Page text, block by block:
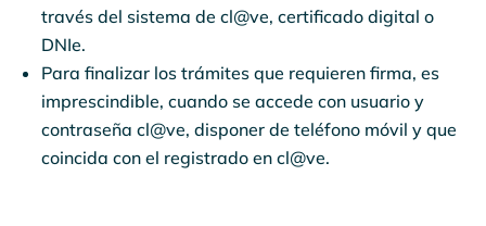
través del sistema de cl@ve, certificado digital o
DNIe.
Para finalizar los trámites que requieren firma, es
imprescindible, cuando se accede con usuario y
contraseña cl@ve, disponer de teléfono móvil y que
coincida con el registrado en cl@ve.